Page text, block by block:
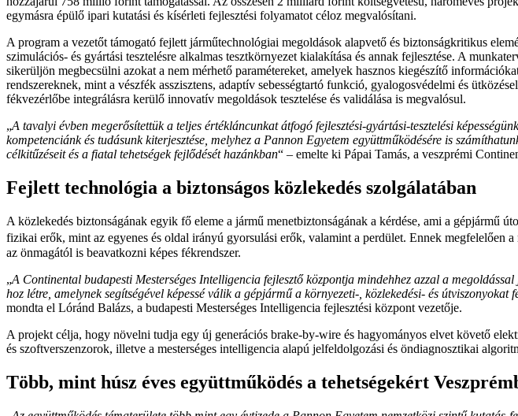
egymásra épülő ipari kutatási és kísérleti fejlesztési folyamatot céloz megvalósítani.
A program a vezetőt támogató fejlett járműtechnológiai megoldások alapvető és biztonságkritikus
szimulációs- és gyártási tesztelésre alkalmas tesztkörnyezet kialakítása és annak fejlesztése. A
sikerüljön megbecsülni azokat a nem mérhető paramétereket, amelyek hasznos kiegészítő
rendszereknek, mint a vészfék asszisztens, adaptív sebességtartó funkció, gyalogosvédelmi és
fékvezérlőbe integrálásra kerülő innovatív megoldások tesztelése és validálása is megvalósul.
„A tavalyi évben megerősítettük a teljes értékláncunkat átfogó fejlesztési-gyártási-tesztelési
kompetenciánk és tudásunk kiterjesztése, melyhez a Pannon Egyetem együttműködésére is
célkitűzéseit és a fiatal tehetségek fejlődését hazánkban“ – emelte ki Pápai Tamás, a veszprémi
Fejlett technológia a biztonságos közlekedés szolgálatában
A közlekedés biztonságának egyik fő eleme a jármű menetbiztonságának a kérdése, ami a gépjármű
fizikai erők, mint az egyenes és oldal irányú gyorsulási erők, valamint a perdület. Ennek
az önmagától is beavatkozni képes fékrendszer.
„A Continental budapesti Mesterséges Intelligencia fejlesztő központja mindehhez azzal a
hoz létre, amelynek segítségével képessé válik a gépjármű a környezeti-, közlekedési- és
mondta el Lóránd Balázs, a budapesti Mesterséges Intelligencia fejlesztési központ vezetője.
A projekt célja, hogy növelni tudja egy új generációs brake-by-wire és hagyományos elvet követő
és szoftverszenzorok, illetve a mesterséges intelligencia alapú jelfeldolgozási és öndiagnosztikai
Több, mint húsz éves együttműködés a tehetségekért